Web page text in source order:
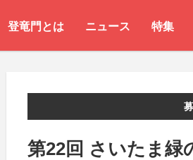
登竜門とは ニュース 特集
第22回 さいたま緑